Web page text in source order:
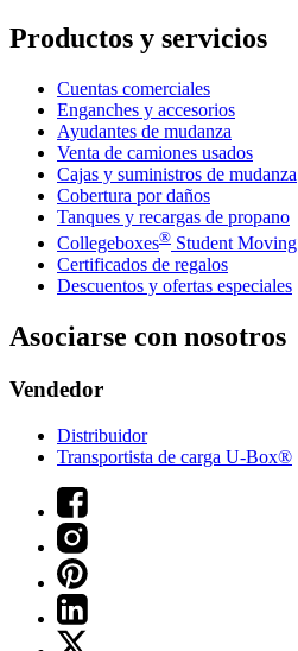
Productos y servicios
Cuentas comerciales
Enganches y accesorios
Ayudantes de mudanza
Venta de camiones usados
Cajas y suministros de mudanza
Cobertura por daños
Tanques y recargas de propano
Collegeboxes® Student Moving
Certificados de regalos
Descuentos y ofertas especiales
Asociarse con nosotros
Vendedor
Distribuidor
Transportista de carga U-Box®